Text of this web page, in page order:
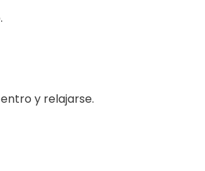
y relajarse.